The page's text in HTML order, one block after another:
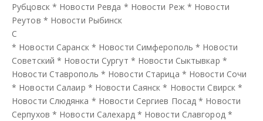
Рубцовск* Новости Ревда * Новости Реж* Новости
Реутов * Новости Рыбинск
С
* Новости Саранск* Новости Симферополь * Новости
Советский * Новости Сургут * Новости Сыктывкар *
Новости Ставрополь * Новости Старица * Новости Сочи
* Новости Салаир * Новости Саянск * Новости Свирск *
Новости Слюдянка * Новости Сергиев Посад * Новости
Серпухов * Новости Салехард* Новости Славгород*